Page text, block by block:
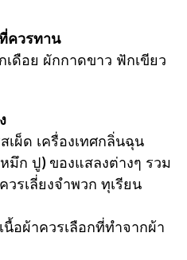
ควรทาน
ดือย ผักกาดขาว ฟักเขียว
เผ็ด เครื่องเทศกลิ่นฉุน
มึก ปู) ของแสลงต่างๆ รวม
วรเลี่ยงจำพวก ทุเรียน
นื้อผ้าควรเลือกที่ทำจากผ้า